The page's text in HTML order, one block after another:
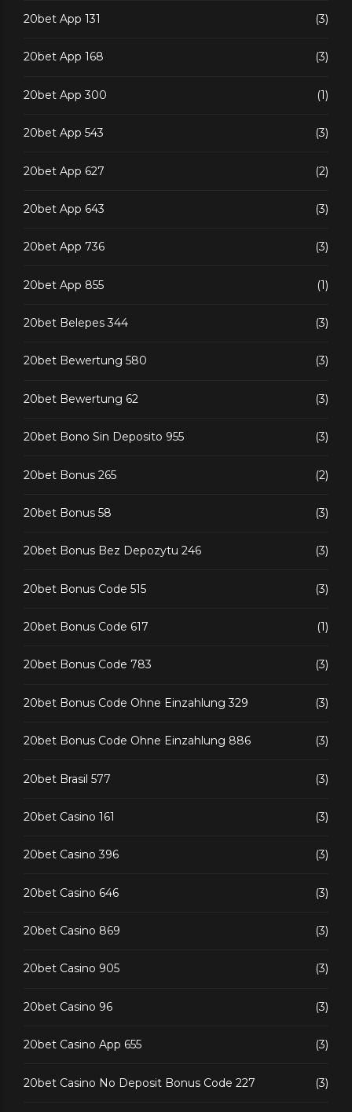
20bet App 131 (3)
20bet App 168 (3)
20bet App 300 (1)
20bet App 543 (3)
20bet App 627 (2)
20bet App 643 (3)
20bet App 736 (3)
20bet App 855 (1)
20bet Belepes 344 (3)
20bet Bewertung 580 (3)
20bet Bewertung 62 (3)
20bet Bono Sin Deposito 955 (3)
20bet Bonus 265 (2)
20bet Bonus 58 (3)
20bet Bonus Bez Depozytu 246 (3)
20bet Bonus Code 515 (3)
20bet Bonus Code 617 (1)
20bet Bonus Code 783 (3)
20bet Bonus Code Ohne Einzahlung 329 (3)
20bet Bonus Code Ohne Einzahlung 886 (3)
20bet Brasil 577 (3)
20bet Casino 161 (3)
20bet Casino 396 (3)
20bet Casino 646 (3)
20bet Casino 869 (3)
20bet Casino 905 (3)
20bet Casino 96 (3)
20bet Casino App 655 (3)
20bet Casino No Deposit Bonus Code 227 (3)